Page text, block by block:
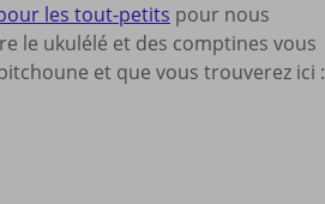
les tout-petits pour nous
le ukulélé et des comptines vous
et que vous trouverez ici :